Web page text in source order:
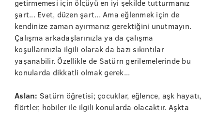
getirmemesi için ölçüyü en iyi şekilde tutturmanız
şart... Evet, düzen şart... Ama eğlenmek için de
kendinize zaman ayırmanız gerektiğini unutmayın.
Çalışma arkadaşlarınızla ya da çalışma
koşullarınızla ilgili olarak da bazı sıkıntılar
yaşanabilir. Özellikle de Satürn gerilemelerinde bu
konularda dikkatli olmak gerek...
Aslan: Satürn öğretisi; çocuklar, eğlence, aşk hayatı,
flörtler, hobiler ile ilgili konularda olacaktır. Aşkta